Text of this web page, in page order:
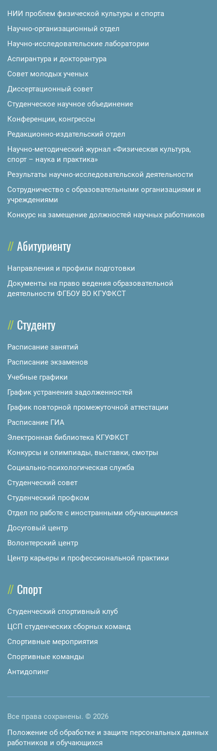
НИИ проблем физической культуры и спорта
Научно-организационный отдел
Научно-исследовательские лаборатории
Аспирантура и докторантура
Совет молодых ученых
Диссертационный совет
Студенческое научное объединение
Конференции, конгрессы
Редакционно-издательский отдел
Научно-методический журнал «Физическая культура,
спорт – наука и практика»
Результаты научно-исследовательской деятельности
Сотрудничество с образовательными организациями и
учреждениями
Конкурс на замещение должностей научных работников
Абитуриенту
Направления и профили подготовки
Документы на право ведения образовательной
деятельности ФГБОУ ВО КГУФКСТ
Студенту
Расписание занятий
Расписание экзаменов
Учебные графики
График устранения задолженностей
График повторной промежуточной аттестации
Расписание ГИА
Электронная библиотека КГУФКСТ
Конкурсы и олимпиады, выставки, смотры
Социально-психологическая служба
Студенческий совет
Студенческий профком
Отдел по работе с иностранными обучающимися
Досуговый центр
Волонтерский центр
Центр карьеры и профессиональной практики
Спорт
Студенческий спортивный клуб
ЦСП студенческих сборных команд
Спортивные мероприятия
Спортивные команды
Антидопинг
Все права сохранены. © 2026
Положение об обработке и защите персональных данных
работников и обучающихся